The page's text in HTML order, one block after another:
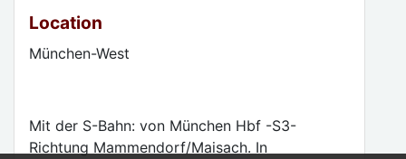
Location
München-West
Mit der S-Bahn: von München Hbf -S3-
Richtung Mammendorf/Maisach. In